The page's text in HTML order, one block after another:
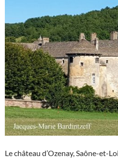
Le château d’Ozenay, Saône-et-